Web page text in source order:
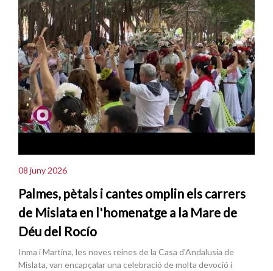
08 juny 2026
Palmes, pètals i cantes omplin els carrers
de Mislata en l'homenatge a la Mare de
Déu del Rocío
Inma i Martina, les noves reines de la Casa d'Andalusia de
Mislata, van encapçalar una celebració de molta devoció i